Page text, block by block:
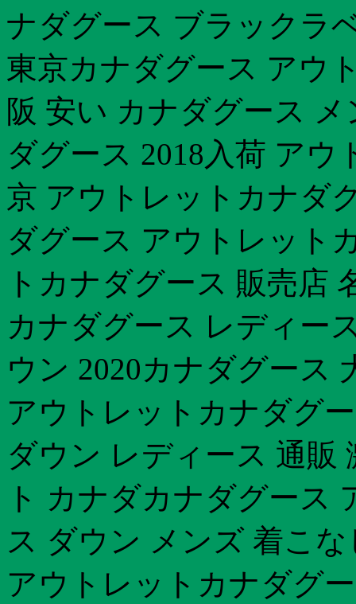
ナダグース ブラックラ
東京カナダグース アウ
阪 安い カナダグース
ダグース 2018入荷 ア
京 アウトレットカナダ
ダグース アウトレット
トカナダグース 販売店
カナダグース レディー
ウン 2020カナダグース
アウトレットカナダグ
ダウン レディース 通販
ト カナダカナダグース
ス ダウン メンズ 着こ
アウトレットカナダグ